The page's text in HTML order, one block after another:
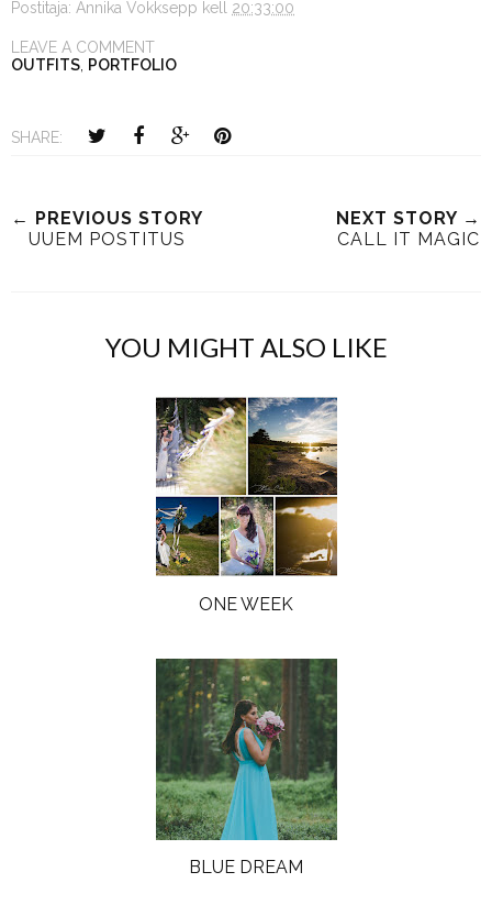
Postitaja: Annika Vokksepp kell 20:33:00
LEAVE A COMMENT
OUTFITS PORTFOLIO
SHARE:
← PREVIOUS STORY
UUEM POSTITUS
NEXT STORY →
CALL IT MAGIC
YOU MIGHT ALSO LIKE
ONE WEEK
BLUE DREAM